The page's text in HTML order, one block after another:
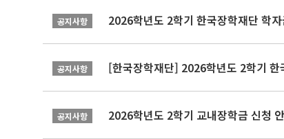
공지사항 2026학년도 2학기 한국장학재단 학
공지사항 [한국장학재단] 2026학년도 2학기
공지사항 2026학년도 2학기 교내장학금 신청